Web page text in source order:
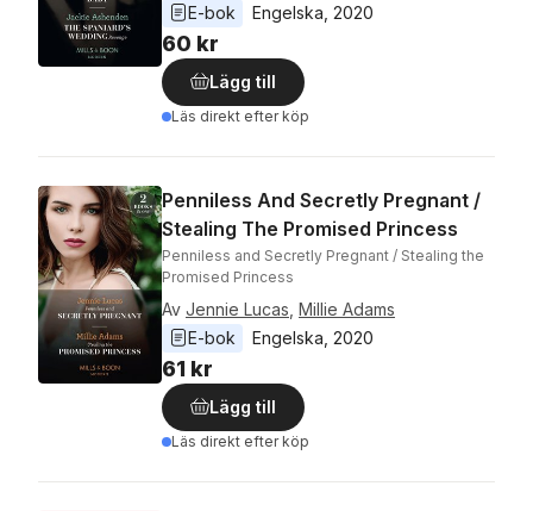
E-bok
Engelska 2020
60 kr
Lägg till
Läs direkt efter köp
Penniless And Secretly Pregnant /
Stealing The Promised Princess
Penniless and Secretly Pregnant / Stealing the
Promised Princess
Av Jennie Lucas Millie Adams
E-bok
Engelska 2020
61 kr
Lägg till
Läs direkt efter köp